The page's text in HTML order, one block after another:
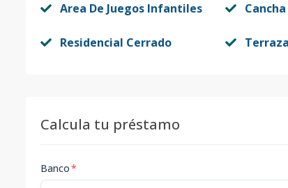
Area De Juegos Infantiles
Residencial Cerrado
Calcula tu préstamo
Banco*